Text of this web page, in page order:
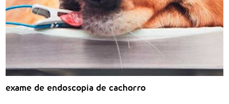
exame de endoscopia de cachorro